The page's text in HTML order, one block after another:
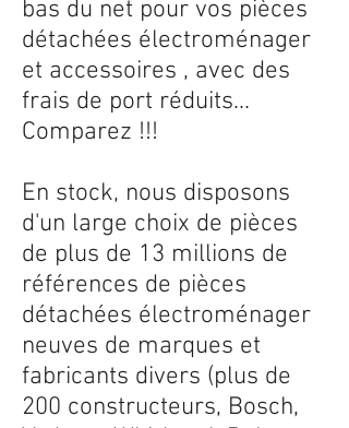
bas du net pour vos pièces
détachées électroménager
et accessoires , avec des
frais de port réduits...
Comparez !!!
En stock, nous disposons
d'un large choix de pièces
de plus de 13 millions de
références de pièces
détachées électroménager
neuves de marques et
fabricants divers (plus de
200 constructeurs, Bosch,